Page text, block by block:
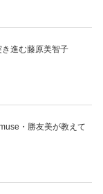
き進む藤原美智子
・勝友美が教えて